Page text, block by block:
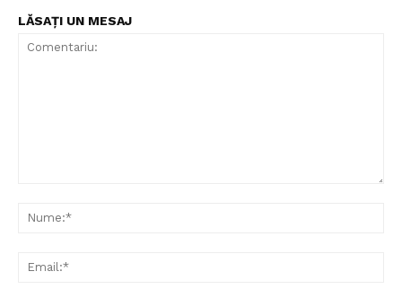
LĂSAȚI UN MESAJ